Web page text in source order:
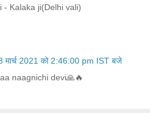
- Kalaka ji(Delhi vali)
मार्च 2021 को 2:46:00 pm IST बजे
naagnichi devi🙏🔥